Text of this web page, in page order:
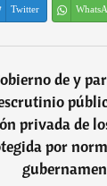
Twitter
de y
privada de
por